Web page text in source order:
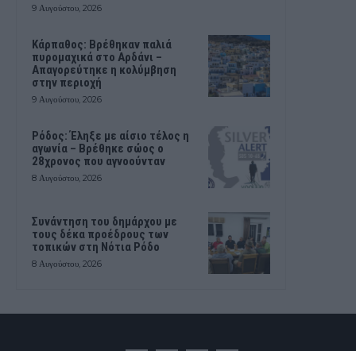
9 Αυγούστου, 2026
Κάρπαθος: Βρέθηκαν παλιά
πυρομαχικά στο Αρδάνι –
Απαγορεύτηκε η κολύμβηση
στην περιοχή
9 Αυγούστου, 2026
Ρόδος: Έληξε με αίσιο τέλος η
αγωνία – Βρέθηκε σώος ο
28χρονος που αγνοούνταν
8 Αυγούστου, 2026
Συνάντηση του δημάρχου με
τους δέκα προέδρους των
τοπικών στη Νότια Ρόδο
8 Αυγούστου, 2026